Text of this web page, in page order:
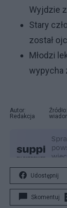
Wyjdzie
Stary
został
Młodzi
wypycha
Autor:
Redakcja
Udostępnij
Skomentuj